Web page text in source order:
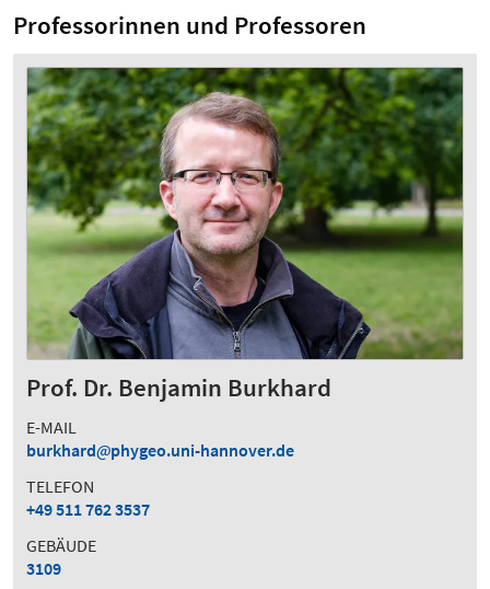
Professorinnen und Professoren
Prof. Dr. Benjamin Burkhard
E-MAIL
burkhard
phygeo.uni-hannover.de
TELEFON
+49 511 762 3537
GEBÄUDE
3109